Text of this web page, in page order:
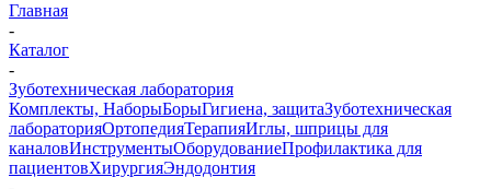
Главная
-
Каталог
-
Зуботехническая лаборатория
Комплекты, НаборыБорыГигиена, защитаЗуботехническая
лабораторияОртопедияТерапияИглы, шприцы для
каналовИнструментыОборудованиеПрофилактика для
пациентовХирургияЭндодонтия